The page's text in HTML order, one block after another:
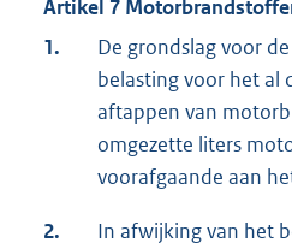
Artikel 7
1.
De grondslag voor
belasting voor het al
aftappen van
omgezette liters
voorafgaande aan
2.
In afwijking van het